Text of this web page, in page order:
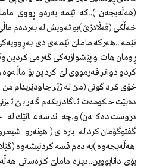
(هه‌ڵه‌بجه‌ن )..كه‌ ئێمه‌ به‌ره‌و ڕووی
خه‌ڵكی (قه‌ڵادزێ‌ )بو ئه‌ویش له‌ به‌رده‌م
ئێمه‌ ..هه‌ركه‌ ماملێ‌ ئێمه‌ی دی
ڕومان هات و پێشوازیه‌كی گه‌رمی كردین
كردو دواتر فه‌رمووی لێ‌ كردین بۆ
خۆی كرد گوتی (من له‌ ژێر چاودێریدام
ده‌بێت حكومه‌ت ئاگاداربكه‌م گه‌ر بێ‌
دروست ده‌كه‌ن) و.چه‌ند سه‌عاتێك
گفتوگۆمان كرد له‌ باره‌ی (هونه‌رو
هه‌ڵه‌بجه‌وه‌ )به‌ده‌م قسه‌كردنیشه‌وه‌
بۆی دانابووین..دیاره‌ ماملێ‌ كاره‌ساتی